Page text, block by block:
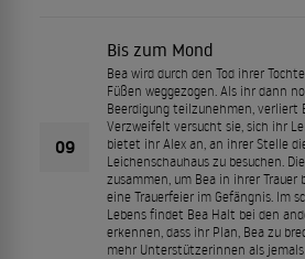
09
Bis zum Mond
Bea wird durch den Tod ihrer
Füßen weggezogen. Als ihr dann
Beerdigung teilzunehmen, verliert
Verzweifelt versucht sie, sich ihr
bietet ihr Alex an, an ihrer Stelle
Leichenschauhaus zu besuchen.
zusammen, um Bea in ihrer Trauer
eine Trauerfeier im Gefängnis. Im
Lebens findet Bea Halt bei den
erkennen, dass ihr Plan, Bea zu
mehr Unterstützerinnen als